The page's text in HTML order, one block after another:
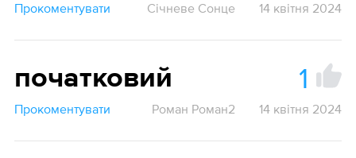
Прокоментувати Січневе Сонце 14 квітня 2024
початковий 1
Прокоментувати Роман Роман2 14 квітня 2024